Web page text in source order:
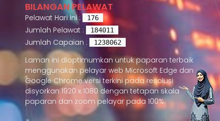
BILANGAN PELAWAT
Pelawat Hari Ini : 176
Jumlah Pelawat : 184011
Jumlah Capaian : 1238062
Laman ini dioptimumkan untuk paparan terbaik
menggunakan pelayar web Microsoft Edge dan
Google Chrome versi terkini pada resolusi
disyorkan 1920 x 1080 dengan tetapan skala
paparan dan zoom pelayar pada 100%.